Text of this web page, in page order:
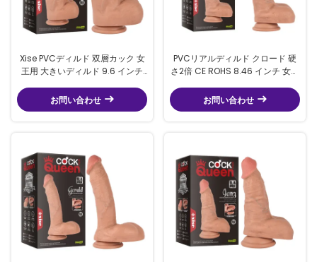
Xise PVCディルド 双層カック 女
王用 大きいディルド 9.6 インチ
お問い合わせ
PVCリアルディルド クロード 硬
さ2倍 CE ROHS 8.46 インチ 女性
お問い合わせ